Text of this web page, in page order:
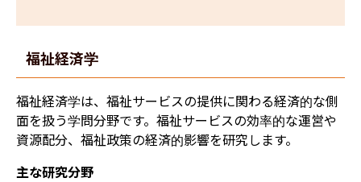
福祉経済学
福祉経済学は、福祉サービスの提供に関わる経済的な側
面を扱う学問分野です。福祉サービスの効率的な運営や
資源配分、福祉政策の経済的影響を研究します。
主な研究分野